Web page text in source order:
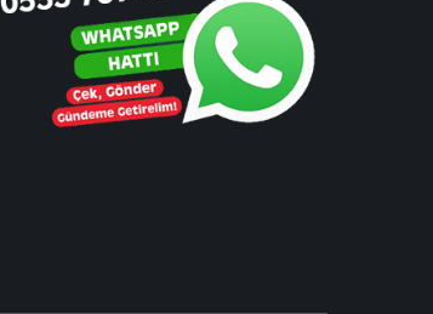
CHP oylarıyla toplu ulaşıma
yüzde 10 zam